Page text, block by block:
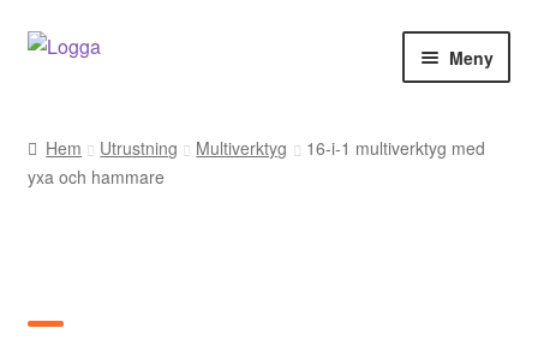
Hoppa
Hoppa
Meny
Kontakt
Hem Utrustning Multiverktyg
16-i-1 multiverktyg med
yxa och hammare